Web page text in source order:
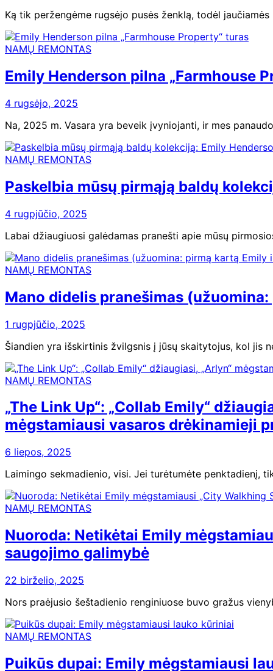
Ką tik peržengėme rugsėjo pusės ženklą, todėl
NAMŲ REMONTAS
Emily Henderson pilna „Farmhouse
4 rugsėjo, 2025
Na, 2025 m. Vasara yra beveik įvyniojanti, ir mes
NAMŲ REMONTAS
Paskelbia mūsų pirmąją baldų
4 rugpjūčio, 2025
Labai džiaugiuosi galėdamas pranešti apie mūsų
NAMŲ REMONTAS
Mano didelis pranešimas
1 rugpjūčio, 2025
Šiandien yra išskirtinis žvilgsnis į jūsų skaitytojus, kol jis
NAMŲ REMONTAS
„The Link Up“: „Collab Emily“
mėgstamiausi vasaros drėkinamieji
6 liepos, 2025
Laimingo sekmadienio, visi. Jei turėtumėte penktadienį,
NAMŲ REMONTAS
Nuoroda: Netikėtai Emily
saugojimo galimybė
22 birželio, 2025
Nors praėjusio šeštadienio renginiuose buvo gražus
NAMŲ REMONTAS
Puikūs dupai: Emily mėgstamiausi